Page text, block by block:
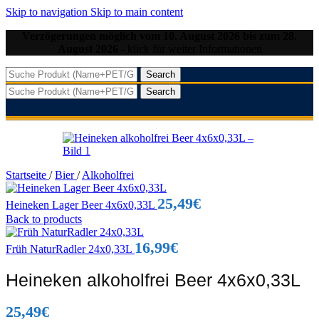
Skip to navigation Skip to main content
Search
Search
Startseite / Bier/ Alkoholfrei
Heineken Lager Beer 4x6x0,33L 25,49€
Back to products
Früh NaturRadler 24x0,33L 16,99€
Heineken alkoholfrei Beer 4x6x0,33L
25,49€